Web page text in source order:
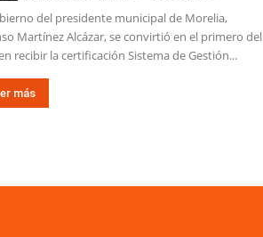
del presidente municipal de Morelia,
Martínez Alcázar, se convirtió en el primero del
recibir la certificación Sistema de Gestión...
más